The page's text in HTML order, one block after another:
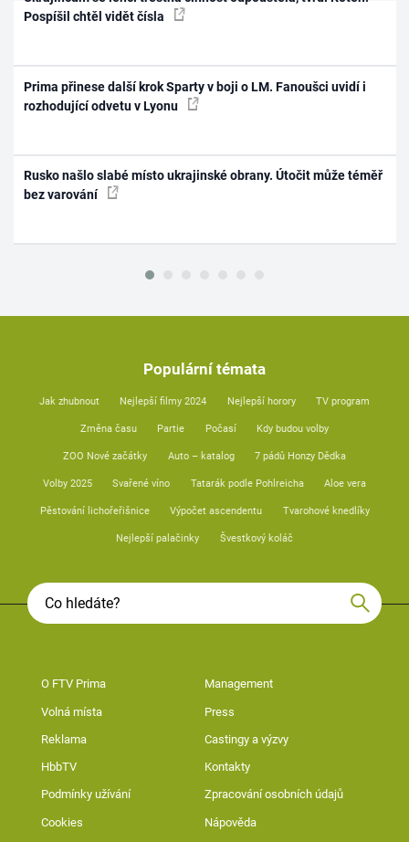
Pospíšil chtěl vidět čísla
Prima přinese další krok Sparty v boji o LM. Fanoušci uvidí i
rozhodující odvetu v Lyonu
Rusko našlo slabé místo ukrajinské obrany. Útočit může téměř
bez varování
Populární témata
Jak zhubnout Nejlepší filmy 2024 Nejlepší horory TV program
Změna času Partie Počasí Kdy budou volby
ZOO Nové začátky Auto – katalog 7 pádů Honzy Dědka
Volby 2025 Svařené víno Tatarák podle Pohlreicha Aloe vera
Pěstování lichořeřišnice Výpočet ascendentu Tvarohové knedlíky
Nejlepší palačinky Švestkový koláč
O FTV Prima Management
Volná místa Press
Reklama Castingy a výzvy
HbbTV Kontakty
Podmínky užívání Zpracování osobních údajů
Cookies Nápověda